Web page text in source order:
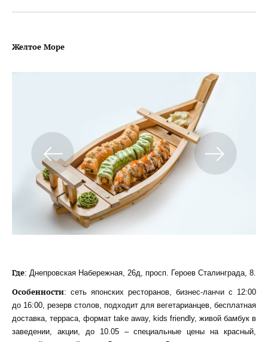
Желтое Море
Где: Днепровская Набережная, 26д, просп. Героев Сталинграда, 8.
Особенности: сеть японских ресторанов, бизнес-ланчи с 12:00
до 16:00, резерв столов, подходит для вегетарианцев, бесплатная
доставка, терраса, формат take away, kids friendly, живой бамбук в
заведении, акции, до 10.05 – специальные цены на красный,